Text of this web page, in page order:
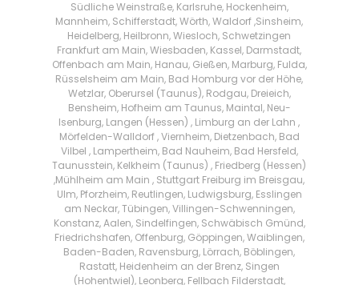
Südliche Weinstraße, Karlsruhe, Hockenheim,
Mannheim, Schifferstadt, Wörth, Waldorf ,Sinsheim,
Heidelberg, Heilbronn, Wiesloch, Schwetzingen
Frankfurt am Main, Wiesbaden, Kassel, Darmstadt,
Offenbach am Main, Hanau, Gießen, Marburg, Fulda,
Rüsselsheim am Main, Bad Homburg vor der Höhe,
Wetzlar, Oberursel (Taunus), Rodgau, Dreieich,
Bensheim, Hofheim am Taunus, Maintal, Neu-
Isenburg, Langen (Hessen) , Limburg an der Lahn ,
Mörfelden-Walldorf , Viernheim, Dietzenbach, Bad
Vilbel , Lampertheim, Bad Nauheim, Bad Hersfeld,
Taunusstein, Kelkheim (Taunus) , Friedberg (Hessen)
,Mühlheim am Main , Stuttgart Freiburg im Breisgau,
Ulm, Pforzheim, Reutlingen, Ludwigsburg, Esslingen
am Neckar, Tübingen, Villingen-Schwenningen,
Konstanz, Aalen, Sindelfingen, Schwäbisch Gmünd,
Friedrichshafen, Offenburg, Göppingen, Waiblingen,
Baden-Baden, Ravensburg, Lörrach, Böblingen,
Rastatt, Heidenheim an der Brenz, Singen
(Hohentwiel), Leonberg, Fellbach Filderstadt,